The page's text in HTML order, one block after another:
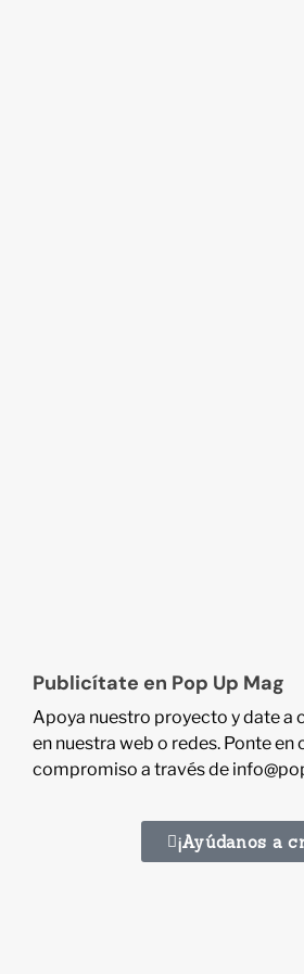
Publicítate en Pop Up Mag
Apoya nuestro proyecto y date a
en nuestra web o redes. Ponte en
compromiso a través de
¡Ayúdanos a